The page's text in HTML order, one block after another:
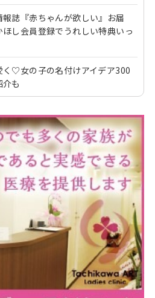
誌『赤ちゃんが欲しい』お届
ほし会員登録でうれしい特典いっ
く♡女の子の名付けアイデア300
も